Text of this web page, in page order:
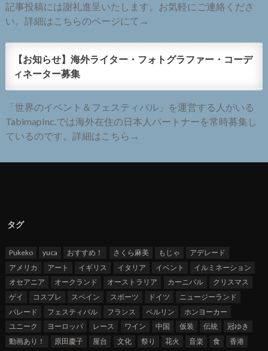
記事投稿には謝礼進呈いたします。お気軽にご連絡くださ
い。詳細はこちらのページにて→
【お知らせ】海外ライター・フォトグラファー・コーデ
ィネーター募集
「世界のイベント＆フェスティバル」を運営する人がいる
TabimapInc.では海外在住の日本人パートナーを常時募集し
ているのです。詳細はこちら→
タグ
Pukeko yuca おすすめ！ さくら麻美 もじゃ
アデレード
アメリカ
アート イギリス イタリア イベント
イルミネーション
オセアニア
オークランド オーストラリア カーニバル
クリスマス
ゲイ
コスプレ スペイン スポーツ ドイツ
ニュージーランド
パレード
フェスティバル フランス ベルリン
ホンヨーカー
ユニーク
ヨーロッパ レース ワイン 中国 仮装 伝統
冠ゆき
動画あり！
原田慶子 屋台 文化 祭り 花火 音楽 食 香港